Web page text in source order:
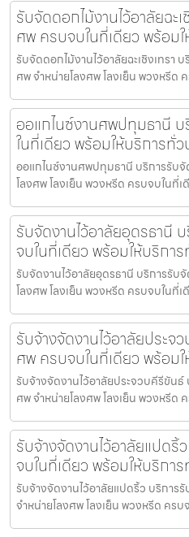
รับจัดดอกไม้งานไว้อาลัยฉะ
ศพ ครบจบในที่เดียว พร้อม
รับจัดดอกไม้งานไว้อาลัยฉะเชิงเทรา
ศพ จำหน่ายโลงศพ โลงเย็น พวงหรีด
ออแกไนซ์งานศพปทุมธานี
ในที่เดียว พร้อมให้บริการทั่ว
ออแกไนซ์งานศพปทุมธานี บริการรับ
โลงศพ โลงเย็น พวงหรีด ครบจบในที่
รับจัดงานไว้อาลัยอุดรธานี
จบในที่เดียว พร้อมให้บริกา
รับจัดงานไว้อาลัยอุดรธานี บริการรั
โลงศพ โลงเย็น พวงหรีด ครบจบในที่
รับจ้างจัดงานไว้อาลัยประ
ศพ ครบจบในที่เดียว พร้อม
รับจ้างจัดงานไว้อาลัยประจวบคีรีขัน
ศพ จำหน่ายโลงศพ โลงเย็น พวงหรีด
รับจ้างจัดงานไว้อาลัยแปด
จบในที่เดียว พร้อมให้บริกา
รับจ้างจัดงานไว้อาลัยแปดริ้ว บริกา
จำหน่ายโลงศพ โลงเย็น พวงหรีด คร